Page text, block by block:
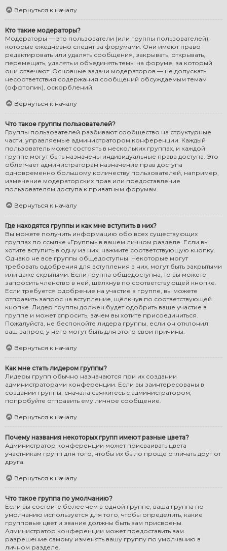
Вернуться к началу
Кто такие модераторы?
Модераторы — это пользователи (или группы пользователей),
которые ежедневно следят за форумами. Они имеют право
редактировать или удалять сообщения, закрывать, открывать,
перемещать, удалять и объединять темы на форуме, за который
они отвечают. Основные задачи модераторов — не допускать
несоответствия содержания сообщений обсуждаемым темам
(оффтопик), оскорблений.
Вернуться к началу
Что такое группы пользователей?
Группы пользователей разбивают сообщество на структурные
части, управляемые администратором конференции. Каждый
пользователь может состоять в нескольких группах, и каждой
группе могут быть назначены индивидуальные права доступа. Это
облегчает администраторам назначение прав доступа
одновременно большому количеству пользователей, например,
изменение модераторских прав или предоставление
пользователям доступа к приватным форумам.
Вернуться к началу
Где находятся группы и как мне вступить в них?
Вы можете получить информацию обо всех существующих
группах по ссылке «Группы» в вашем личном разделе. Если вы
хотите вступить в одну из них, нажмите соответствующую кнопку.
Однако не все группы общедоступны. Некоторые могут
требовать одобрения для вступления в них, могут быть закрытыми
или даже скрытыми. Если группа общедоступна, то вы можете
запросить членство в ней, щёлкнув по соответствующей кнопке.
Если требуется одобрение на участие в группе, вы можете
отправить запрос на вступление, щёлкнув по соответствующей
кнопке. Лидер группы должен будет одобрить ваше участие в
группе и может спросить, зачем вы хотите присоединиться.
Пожалуйста, не беспокойте лидера группы, если он отклонил
ваш запрос; у него могут быть для этого свои причины.
Вернуться к началу
Как мне стать лидером группы?
Лидеры групп обычно назначаются при их создании
администраторами конференции. Если вы заинтересованы в
создании группы, сначала свяжитесь с администратором;
попробуйте отправить ему личное сообщение.
Вернуться к началу
Почему названия некоторых групп имеют разные цвета?
Администратор конференции может присваивать цвета
участникам групп для того, чтобы их было проще отличать друг от
друга.
Вернуться к началу
Что такое группа по умолчанию?
Если вы состоите более чем в одной группе, ваша группа по
умолчанию используется для того, чтобы определить, какие
групповые цвет и звание должны быть вам присвоены.
Администратор конференции может предоставить вам
разрешение самому изменять вашу группу по умолчанию в
личном разделе.